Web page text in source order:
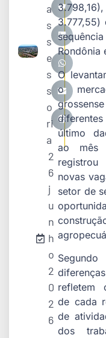
a
s
s
e
s
s
o
ri
a
2
6
j
u
n
h
o
2
0
2
6
3.777,55)
Rondônia
O
o
último
ao mês
novas
setor de
refletem
de cada
de
dos